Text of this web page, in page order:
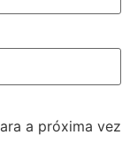
a próxima vez